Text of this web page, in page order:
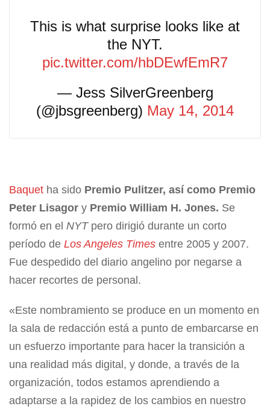
This is what surprise looks like at
the NYT.
pic.twitter.com/hbDEwfEmR7
— Jess SilverGreenberg
(@jbsgreenberg) May 14, 2014
Baquet ha sido Premio Pulitzer, así como Premio
Peter Lisagor y Premio William H. Jones. Se
formó en el NYTpero dirigió durante un corto
período de Los Angeles Times entre 2005 y 2007.
Fue despedido del diario angelino por negarse a
hacer recortes de personal.
«Este nombramiento se produce en un momento en
la sala de redacción está a punto de embarcarse en
un esfuerzo importante para hacer la transición a
una realidad más digital, y donde, a través de la
organización, todos estamos aprendiendo a
adaptarse a la rapidez de los cambios en nuestro